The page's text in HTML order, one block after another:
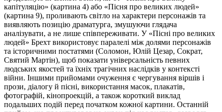
капітуляцію» (картина 4) або «Пісня про великих людей»
(картина 9), проливають світло на характери персонажів та
виявляють позицію драматурга, змушуючи глядача
аналізувати, а не лише співпереживати. У «Пісні про великих
людей» Брехт використовує паралелі між долями персонажів
та історичними постатями (Соломон, Юлій Цезар, Сократ,
Святий Мартін), щоб показати універсальність певних
людських якостей та їхніх трагічних наслідків у контексті
війни. Іншими прийомами очуження є чергування віршів і
прози, діалогу й пісні, використання масок, плакатів,
фотографій, кінопроекцій, а також короткий виклад
подальших подій перед початком кожної картини. Останній